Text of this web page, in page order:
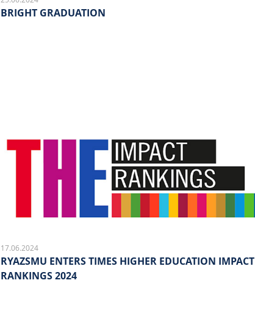
BRIGHT GRADUATION
17.06.2024
RYAZSMU ENTERS TIMES HIGHER EDUCATION IMPACT
RANKINGS 2024